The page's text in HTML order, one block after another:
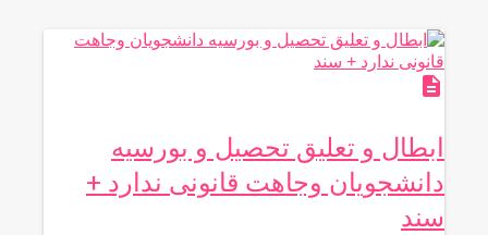
description
ابطال و تعلیق تحصیل و بورسیه
دانشجویان وجاهت قانونی ندارد +
سند